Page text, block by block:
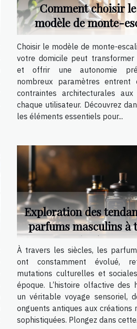
Comment choisir
modèle de monte-
pour votre maison
Choisir le modèle de monte-
votre domicile peut transformer
et offrir une autonomie
nombreux paramètres entrent
contraintes architecturales
chaque utilisateur. Découvrez
les éléments essentiels pour...
Exploration des
parfums masculins à
les âges
À travers les siècles, les
ont constamment évolué,
mutations culturelles et
époque. L’histoire olfactive des
un véritable voyage sensoriel,
onguents antiques aux créations
sophistiquées. Plongez dans